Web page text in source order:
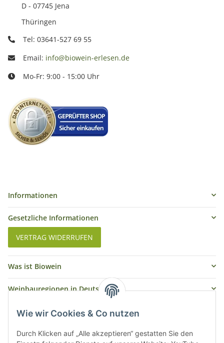
Wie wir Cookies & Co nutzen
Durch Klicken auf „Alle akzeptieren“ gestatten Sie den
D - 07745 Jena
Thüringen
Tel: 03641-527 69 55
Email: info@biowein-erlesen.de
Mo-Fr: 9:00 - 15:00 Uhr
Informationen
Gesetzliche Informationen
VERTRAG WIDERRUFEN
Was ist Biowein
Weinbauregionen in Deutschland
Weinbauregionen und Weinbaugebiete in Österreich
Weiße Rebsorten